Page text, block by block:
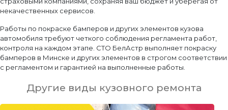
некачественных сервисов.
Работы по покраске бамперов и других элементов кузова
автомобиля требуют четкого соблюдения регламента работ,
контроля на каждом этапе. СТО БелАстр выполняет покраску
бамперов в Минске и других элементов в строгом соответствии
с регламентом и гарантией на выполненные работы.
Другие виды кузовного ремонта